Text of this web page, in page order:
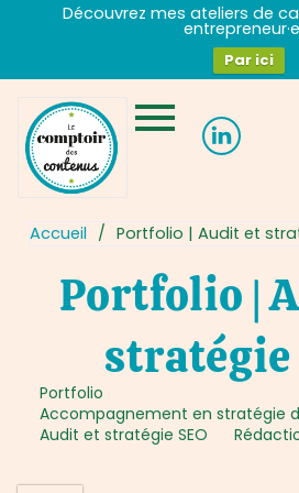
Découvrez mes ateliers de
Par ici
Accueil / Portfolio | Audit et
Portfolio |
stratégie
Portfolio
Accompagnement en stratégie
Audit et stratégie SEO